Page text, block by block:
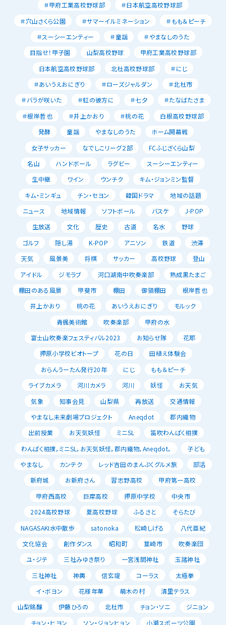
＃甲府工業高校野球部
＃日本航空高校野球部
＃穴山さくら公園
＃サマーイルミネーション
＃もも＆ピーチ
＃スーシーエンティー
＃童謡
＃やまなしのうた
目指せ！甲子園
山梨高校野球
甲府工業高校野球部
日本航空高校野球部
北杜高校野球部
＃にじ
＃あいうえおにぎり
＃ローズジャルダン
＃北杜市
＃バラが咲いた
＃虹の彼方に ＃七夕
＃たなばたさま
＃根岸哲也
＃井上かおり ＃桃の花
白根高校野球部
発酵
童謡 やまなしのうた
ホーム開幕戦
女子サッカー
なでしこリーグ２部
FCふじざくら山梨
名山
ハンドボール ラグビー
スーシーエンティー
生中継
ワイン ウンチク
キム・ジョンミン監督
キム・ミンギュ
チン・セヨン 韓国ドラマ
地域の話題
ニュース
地域情報 ソフトボール バスケ
J-POP
生放送
文化 歴史 古道 名水
野球
ゴルフ
隠し湯 K-POP アニソン 鉄道
渋滞
天気
風景美 将棋 サッカー 高校野球
登山
アイドル
ジモラブ 河口湖南中吹奏楽部
熟成黒たまご
棚田のある風景
甲斐市 棚田 御領棚田
根岸哲也
井上かおり
桃の花 あいうえおにぎり
モルック
青楓美術館
吹奏楽部
甲府の水
富士山吹奏楽フェスティバル2023
お知らせ隊
花耶
押原小学校ビオトープ
花の日
田植え体験会
おらんうーたん発行20年
にじ
もも＆ピーチ
ライブカメラ
河川カメラ 河川 妖怪
お天気
気象
知事会見 山梨県 再放送
交通情報
やまなし未来劇場プロジェクト
Aneqdot
郡内織物
出前授業
お天気妖怪 ミニSL
笛吹わんぱく相撲
わんぱく相撲，ミニSL，お天気妖怪，郡内織物，Aneqdot，
子ども
やまなし
カンテク レッド吉田のまんぷくグルメ旅
部活
新府城
お新府さん 習志野高校
甲府第一高校
甲府西高校
巨摩高校 押原中学校
中央市
2024高校野球
夏高校野球 ふるさと
そらたび
NAGASAKI水中散歩
satonoka 松崎しげる
八代亜紀
文化協会
創作ダンス 昭和町 韮崎市
吹奏楽団
ユ・ジテ
三社みゆき祭り 一宮浅間神社
玉諸神社
三社神社
神輿 信玄堤 コーラス
太極拳
イ・ボヨン
花様年華 萌木の村
清里テラス
山梨銘醸
伊藤ひろの 北杜市 チョン・ソニ
ジニョン
チョン・ヒヨン
ソン・ジョンヒョン 小瀬スポーツ公園